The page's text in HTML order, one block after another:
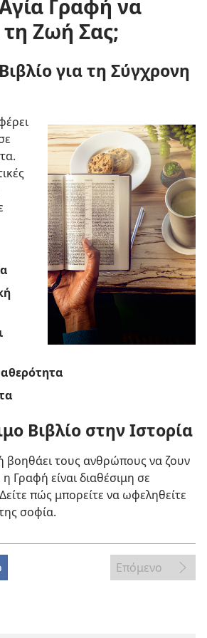
Γραφή να
τη Ζωή Σας;
για τη Σύγχρονη
Βιβλίο στην Ιστορία
βοηθάει τους ανθρώπους να ζουν
Γραφή είναι διαθέσιμη σε
πώς μπορείτε να ωφεληθείτε
σοφία.
Επόμενο